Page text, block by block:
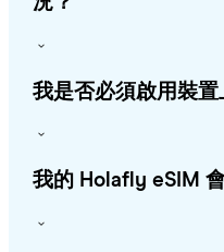
我是否必須啟用裝置
我的 Holafly eSIM